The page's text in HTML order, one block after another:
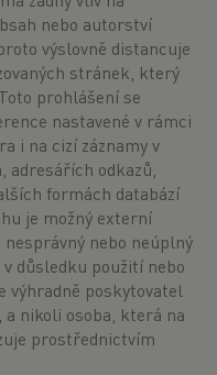
nebo autorství
výslovně distancuje
stránek, který
prohlášení se
nastavené v rámci
i na cizí záznamy v
odkazů,
formách databází
je možný externí
nesprávný nebo neúplný
důsledku použití nebo
výhradně poskytovatel
nikoli osoba, která na
prostřednictvím